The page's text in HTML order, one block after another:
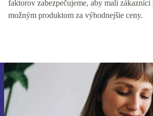
faktorov zabezpečujeme, aby mali
možným produktom za výhodnejšie ceny.
Prihláste sa prvýkrát na
Už nikdy nezmeškajte ponuku.